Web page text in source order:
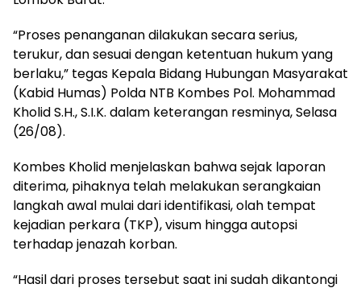
“Proses penanganan dilakukan secara serius,
terukur, dan sesuai dengan ketentuan hukum yang
berlaku,” tegas Kepala Bidang Hubungan Masyarakat
(Kabid Humas) Polda NTB Kombes Pol. Mohammad
Kholid S.H., S.I.K. dalam keterangan resminya, Selasa
(26/08).
Kombes Kholid menjelaskan bahwa sejak laporan
diterima, pihaknya telah melakukan serangkaian
langkah awal mulai dari identifikasi, olah tempat
kejadian perkara (TKP), visum hingga autopsi
terhadap jenazah korban.
“Hasil dari proses tersebut saat ini sudah dikantongi